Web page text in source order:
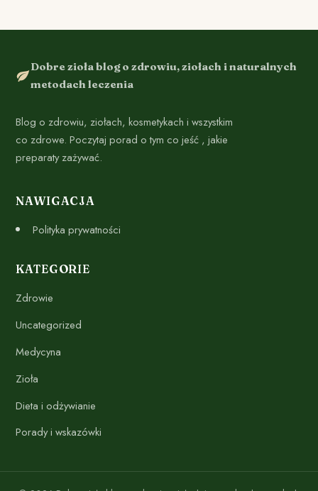
Dobre zioła blog o zdrowiu, ziołach i naturalnych
metodach leczenia
Blog o zdrowiu, ziołach, kosmetykach i wszystkim
co zdrowe. Poczytaj porad o tym co jeść , jakie
preparaty zażywać.
NAWIGACJA
Polityka prywatności
KATEGORIE
Zdrowie
Uncategorized
Medycyna
Zioła
Dieta i odżywianie
Porady i wskazówki